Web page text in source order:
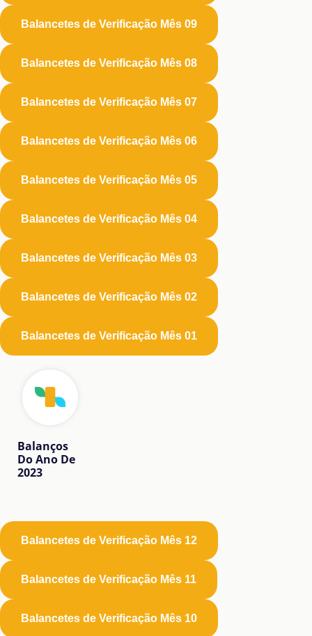
Balancetes de Verificação Mês 09
Balancetes de Verificação Mês 08
Balancetes de Verificação Mês 07
Balancetes de Verificação Mês 06
Balancetes de Verificação Mês 05
Balancetes de Verificação Mês 04
Balancetes de Verificação Mês 03
Balancetes de Verificação Mês 02
Balancetes de Verificação Mês 01
Balanços
Do Ano De
2023
Balancetes de Verificação Mês 12
Balancetes de Verificação Mês 11
Balancetes de Verificação Mês 10